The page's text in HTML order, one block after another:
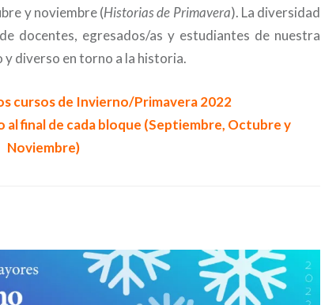
y noviembre (Historias de Primavera). La diversidad
docentes, egresados/as y estudiantes de nuestra
y diverso en torno a la historia.
cursos de Invierno/Primavera 2022
final de cada bloque (Septiembre, Octubre y
Noviembre)